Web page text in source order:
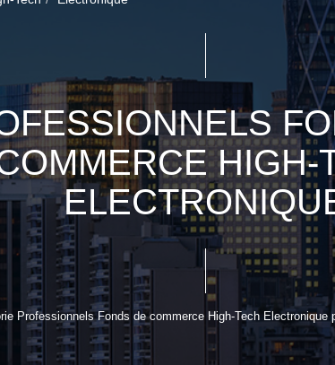
HIGH-
Professionnels Fonds de commerce High-Tech